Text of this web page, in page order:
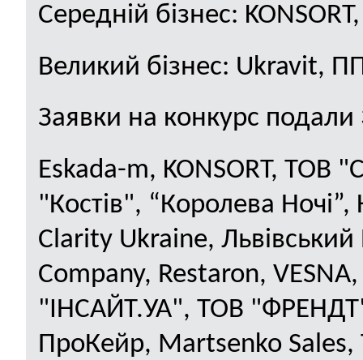
Середній бізнес: KONSORT
Великий бізнес: Ukravit,
Заявки на конкурс подали
Eskada-m, KONSORT, ТОВ
"Костів", “Королева
Clarity Ukraine,
Company, Restaron,
"ІНСАЙТ.УА", ТОВ
ПроКейр, Martsenko